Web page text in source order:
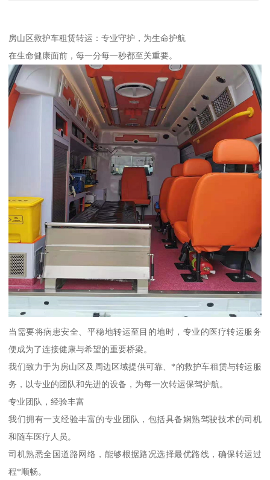
房山区救护车租赁转运：专业守护，为生命护航
在生命健康面前，每一分每一秒都至关重要。
当需要将病患安全、平稳地转运至目的地时，专业的医疗转运服务
便成为了连接健康与希望的重要桥梁。
我们致力于为房山区及周边区域提供可靠、*的救护车租赁与转运服
务，以专业的团队和先进的设备，为每一次转运保驾护航。
专业团队，经验丰富
我们拥有一支经验丰富的专业团队，包括具备娴熟驾驶技术的司机
和随车医疗人员。
司机熟悉全国道路网络，能够根据路况选择最优路线，确保转运过
程*顺畅。